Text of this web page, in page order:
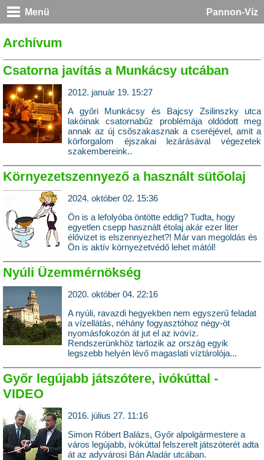
Menü Pannon-Víz
Archívum
Csatorna javítás a Munkácsy utcában
2012. január 19. 15:27
A győri Munkácsy és Bajcsy Zsilinszky utca
lakóinak csatornabűz problémája oldódott meg
annak az új csőszakasznak a cseréjével, amit a
körforgalom éjszakai lezárásával végezetek
szakembereink..
Környezetszennyező a használt sütőolaj
2024. október 02. 15:36
Ön is a lefolyóba öntötte eddig? Tudta, hogy
egyetlen csepp használt étolaj akár ezer liter
élővizet is elszennyezhet?! Már van megoldás és
Ön is aktív környezetvédő lehet mától!
Nyúli Üzemmérnökség
2020. október 04. 22:16
A nyúli, ravazdi hegyekben nem egyszerű feladat
a vízellátás, néhány fogyasztóhoz négy-öt
nyomásfokozón át jut el az ivóvíz.
Rendszerünkhöz tartozik az ország egyik
legszebb helyén lévő magaslati víztárolója...
Győr legújabb játszótere, ivókúttal -
VIDEO
2016. július 27. 11:16
Simon Róbert Balázs, Győr alpolgármestere a
város legújabb, ivókúttal felszerelt játszóterét adta
át az adyvárosi Bán Aladár utcában.